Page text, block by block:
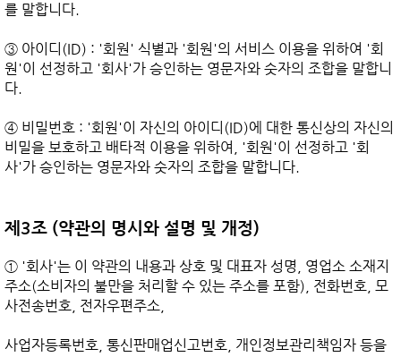
를 말합니다.
③ 아이디(ID) : '회원' 식별과 '회원'의 서비스 이용을 위하여 '회
원'이 선정하고 '회사'가 승인하는 영문자와 숫자의 조합을 말합니
다.
④ 비밀번호 : '회원'이 자신의 아이디(ID)에 대한 통신상의 자신의
비밀을 보호하고 배타적 이용을 위하여, '회원'이 선정하고 '회
사'가 승인하는 영문자와 숫자의 조합을 말합니다.
제3조 (약관의 명시와 설명 및 개정)
① '회사'는 이 약관의 내용과 상호 및 대표자 성명, 영업소 소재지
주소(소비자의 불만을 처리할 수 있는 주소를 포함), 전화번호, 모
사전송번호, 전자우편주소,
사업자등록번호, 통신판매업신고번호, 개인정보관리책임자 등을